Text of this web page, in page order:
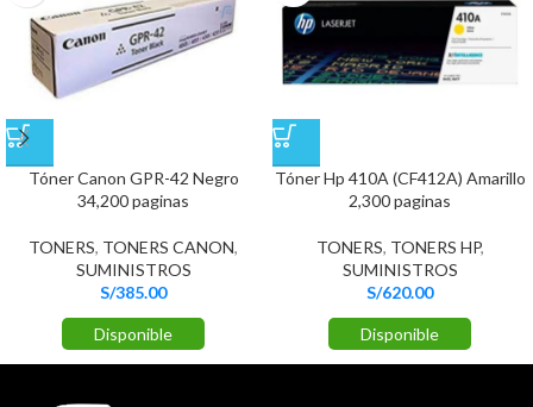
Tóner Canon GPR-42 Negro
34,200 paginas
TONERS, TONERS CANON,
SUMINISTROS
S/385.00
Disponible
Tóner Hp 410A (CF412A) Amarillo
2,300 paginas
TONERS, TONERS HP,
SUMINISTROS
S/620.00
Disponible